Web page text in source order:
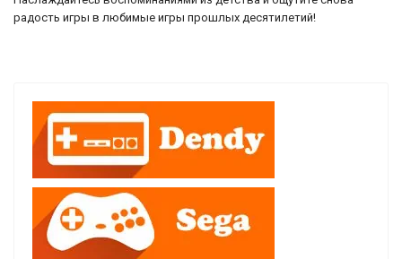
радость игры в любимые игры прошлых десятилетий!